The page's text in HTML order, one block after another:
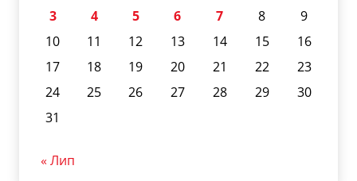
3
4 5 6 7 8
9
10
11 12 13 14 15
16
17
18 19 20 21 22
23
24
25 26 27 28 29
30
31
« Лип